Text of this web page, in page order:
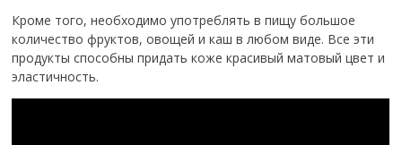
Кроме того, необходимо употреблять в пищу большое
количество фруктов, овощей и каш в любом виде. Все эти
продукты способны придать коже красивый матовый цвет и
эластичность.